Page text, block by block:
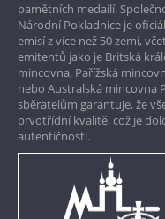
Roku 1741 se z
Františka Štěpána
první mužský
roku 1765 se Josef
římské. V
spoluvladařem své
smrti roku 1780.
z nejvýznamnějších
Vrchol jeho
především dva
nevolnictví a
Pouze originální
pamětních medailí.
Národní Pokladnice je
emisí z více než 50 zemí,
emitentů jako je Britská
mincovna, Pařížská
nebo Australská mincovna
sběratelům garantuje, že
prvotřídní kvalitě, což je
autentičnosti.